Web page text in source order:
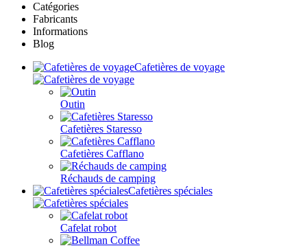
Catégories
Fabricants
Informations
Blog
Cafetières de voyage
Outin
Cafetières Staresso
Cafetières Cafflano
Réchauds de camping
Cafetières spéciales
Cafelat robot